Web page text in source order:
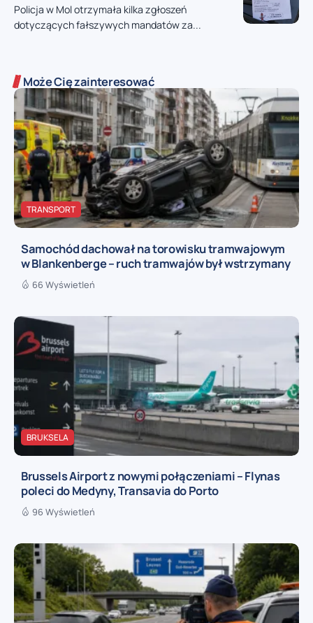
Policja w Mol otrzymała kilka zgłoszeń
dotyczących fałszywych mandatów za...
Może Cię zainteresować
TRANSPORT
Samochód dachował na torowisku tramwajowym
w Blankenberge – ruch tramwajów był wstrzymany
66 Wyświetleń
BRUKSELA
Brussels Airport z nowymi połączeniami – Flynas
poleci do Medyny, Transavia do Porto
96 Wyświetleń